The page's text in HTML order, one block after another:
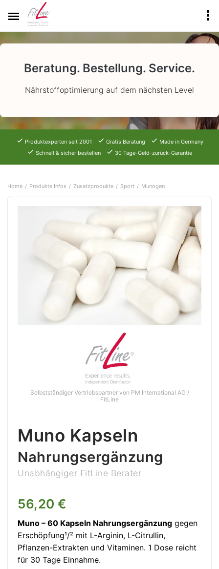
Beratung. Bestellung. Service.
Nährstoffoptimierung auf dem nächsten Level
Produktexperten seit 2001 Gratis Beratung
Made in Germany
Schnell & sicher bestellen
30 Tage-Geld-zurück-Garantie
Home Produkte Infos Zusatzprodukte Sport Munogen
Selbstständiger Vertriebspartner von PM International AG /
FitLine
Muno Kapseln
Nahrungsergänzung
Unabhängiger FitLine Berater
56,20 €
Muno – 60 Kapseln Nahrungsergänzung gegen
Erschöpfung¹/² mit L-Arginin, L-Citrullin,
Pflanzen-Extrakten und Vitaminen. 1 Dose reicht
für 30 Tage Einnahme.